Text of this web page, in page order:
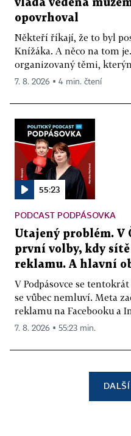
vláda vedená
opovrhoval
Někteří říkají, že to byl
Knížáka. A něco na tom
organizovaný těmi,
7. 8. 2026 ▪ 4 min. čtení
55:23
PODCAST PODPÁSOVKA
Utajený problém. V
první volby, kdy
reklamu. A hlavní
V Podpásovce se
se vůbec nemluví. Meta
reklamu na Facebooku a
7. 8. 2026 ▪ 55:23 min.